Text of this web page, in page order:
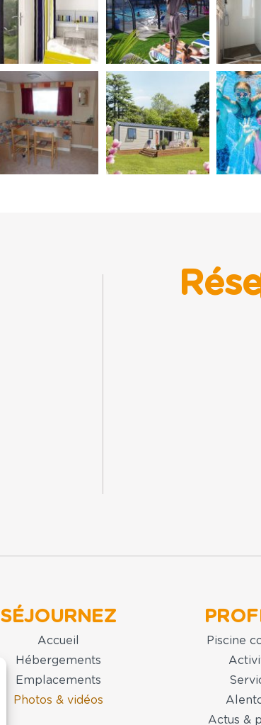
SÉJOURNEZ
Accueil
Hébergements
Emplacements
Photos & vidéos
Piscine
Actus &